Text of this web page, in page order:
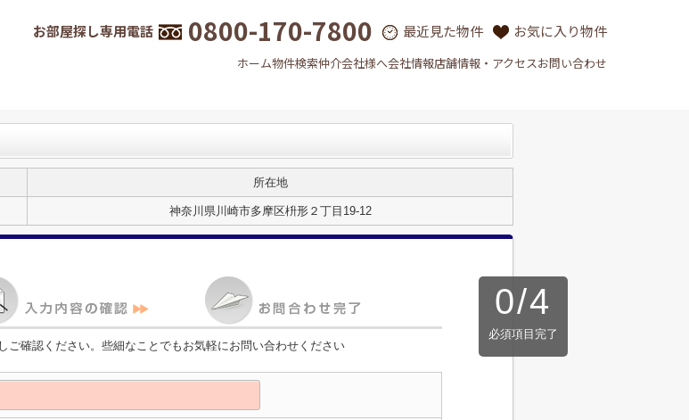
お部屋探し専用電話 0800-170-7800 最近見た物件 お気に入り物件
ホーム物件検索仲介会社様へ会社情報店舗情報・アクセスお問い合わせ
所在地
神奈川県川崎市多摩区枡形２丁目19-12
0/4
必須項目完了
ご確認ください。些細なことでもお気軽にお問い合わせください